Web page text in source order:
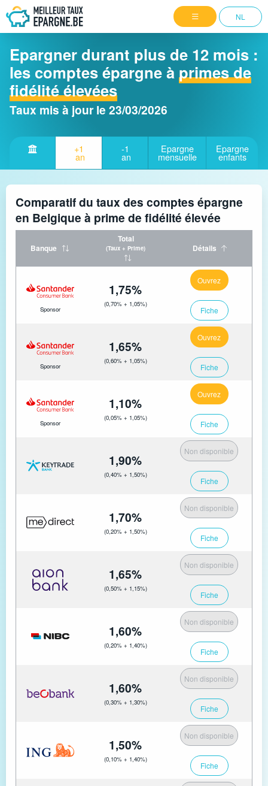
NL
Epargner durant plus de 12 mois :
les comptes épargne àprimes de
fidélité élevées
Taux mis à jour le 23/03/2026
+1
an
-1
an
Epargne
mensuelle
Epargne
enfants
Comparatif du taux des comptes épargne
en Belgique à prime de fidélité élevée
Banque
Total
(Taux + Prime) Détails
Sponsor
1,75%
(0,70% + 1,05%)
Ouvrez
Fiche
Sponsor
1,65%
(0,60% + 1,05%)
Ouvrez
Fiche
Sponsor
1,10%
(0,05% + 1,05%)
Ouvrez
Fiche
1,90%
(0,40% + 1,50%)
Non disponible
Fiche
1,70%
(0,20% + 1,50%)
Non disponible
Fiche
1,65%
(0,50% + 1,15%)
Non disponible
Fiche
1,60%
(0,20% + 1,40%)
Non disponible
Fiche
1,60%
(0,30% + 1,30%)
Non disponible
Fiche
1,50%
(0,10% + 1,40%)
Non disponible
Fiche